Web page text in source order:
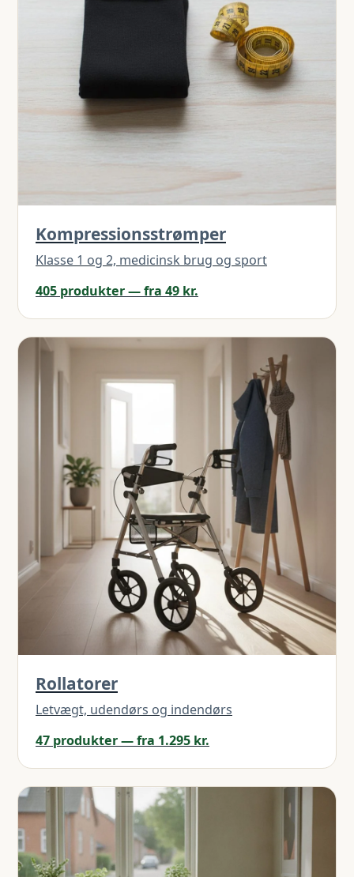
Kompressionsstrømper
Klasse 1 og 2, medicinsk brug og sport
405 produkter — fra 49 kr.
Rollatorer
Letvægt, udendørs og indendørs
47 produkter — fra 1.295 kr.